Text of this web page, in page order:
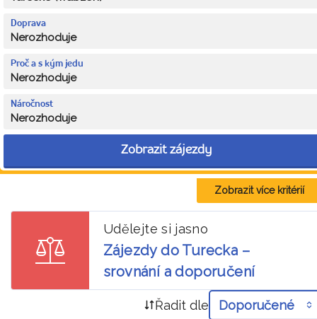
Doprava
Nerozhoduje
Proč a s kým jedu
Nerozhoduje
Náročnost
Nerozhoduje
Zobrazit zájezdy
Zobrazit více kritérií
Udělejte si jasno
Zájezdy do Turecka –
srovnání a doporučení
Řadit dle Doporučené